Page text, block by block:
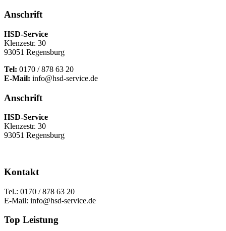
Anschrift
HSD-Service
Klenzestr. 30
93051 Regensburg
Tel: 0170 / 878 63 20
E-Mail: info@hsd-service.de
Anschrift
HSD-Service
Klenzestr. 30
93051 Regensburg
Kontakt
Tel.: 0170 / 878 63 20
E-Mail: info@hsd-service.de
Top Leistung